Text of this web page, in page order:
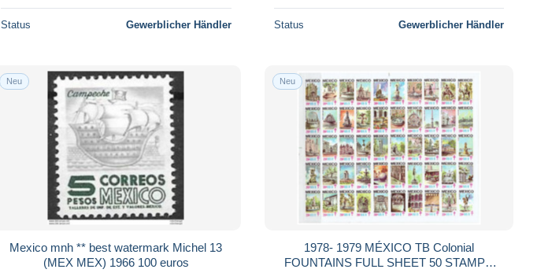
Status Gewerblicher Händler Status Gewerblicher Händler
Neu
Mexico mnh ** best watermark Michel 13
(MEX MEX) 1966 100 euros
Neu
1978- 1979 MÉXICO TB Colonial
FOUNTAINS FULL SHEET 50 STAMPS